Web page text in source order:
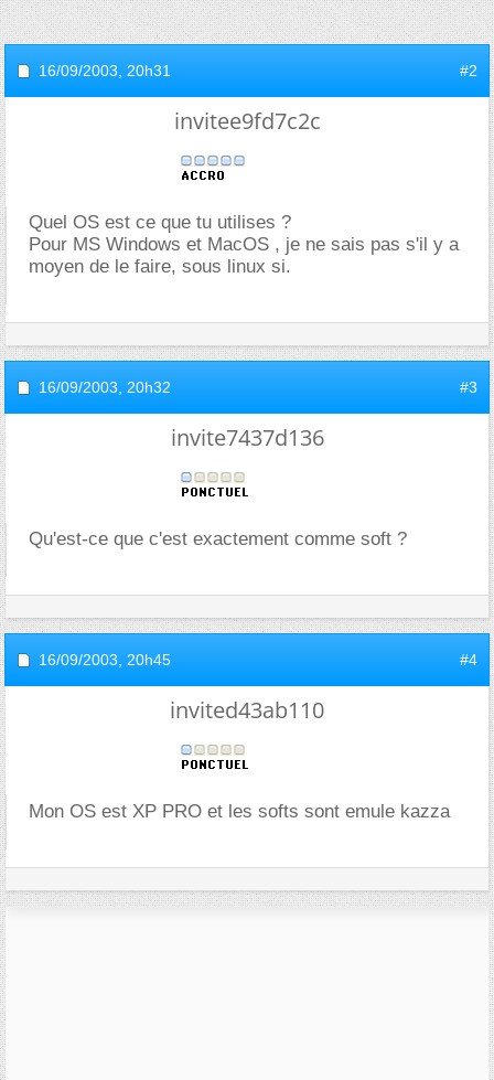
16/09/2003, 20h31 #2
invitee9fd7c2c
Quel OS est ce que tu utilises ?
Pour MS Windows et MacOS , je ne sais pas s'il y a
moyen de le faire, sous linux si.
16/09/2003, 20h32 #3
invite7437d136
Qu'est-ce que c'est exactement comme soft ?
16/09/2003, 20h45 #4
invited43ab110
Mon OS est XP PRO et les softs sont emule kazza